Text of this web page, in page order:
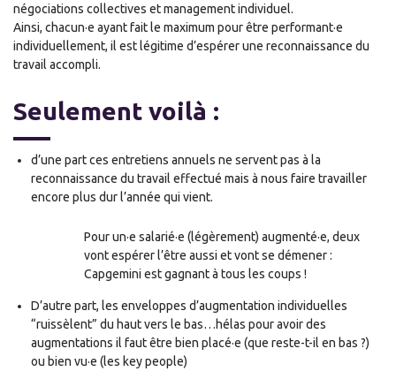
négociations collectives et management individuel.
Ainsi, chacun·e ayant fait le maximum pour être performant·e
individuellement, il est légitime d’espérer une reconnaissance du
travail accompli.
Seulement voilà :
d’une part ces entretiens annuels ne servent pas à la
reconnaissance du travail effectué mais à nous faire travailler
encore plus dur l’année qui vient.
Pour un·e salarié·e (légèrement) augmenté·e, deux
vont espérer l’être aussi et vont se démener :
Capgemini est gagnant à tous les coups !
D’autre part, les enveloppes d’augmentation individuelles
“ruissèlent” du haut vers le bas…hélas pour avoir des
augmentations il faut être bien placé·e (que reste-t-il en bas ?)
ou bien vu·e (les key people)